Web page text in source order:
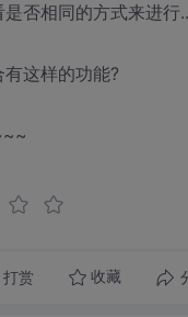
否相同的方式来进行
这样的功能?
打赏 收藏